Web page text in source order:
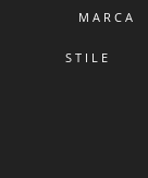
MARCA
STILE